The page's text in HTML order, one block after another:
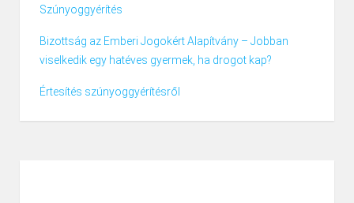
Szúnyoggyérítés
Bizottság az Emberi Jogokért Alapítvány – Jobban
viselkedik egy hatéves gyermek, ha drogot kap?
Értesítés szúnyoggyérítésről